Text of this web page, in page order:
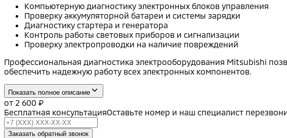
Компьютерную диагностику электронных блоков управления
Проверку аккумуляторной батареи и системы зарядки
Диагностику стартера и генератора
Контроль работы световых приборов и сигнализации
Проверку электропроводки на наличие повреждений
Профессиональная диагностика электрооборудования Mitsubishi
обеспечить надежную работу всех электронных компонентов.
Показать полное описание
от 2 600 ₽
Бесплатная консультацияОставьте номер и наш специалист
Заказать обратный звонок